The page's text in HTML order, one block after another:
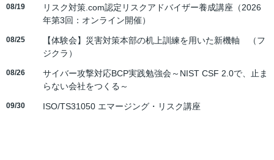
08/19
リスク対策.com認定リスクアドバイザー養成講座（2026
年第3回：オンライン開催）
08/25
【体験会】災害対策本部の机上訓練を用いた新機軸 （フ
ジクラ）
08/26
サイバー攻撃対応BCP実践勉強会～NIST CSF 2.0で、止ま
らない会社をつくる～
09/30 ISO/TS31050 エマージング・リスク講座